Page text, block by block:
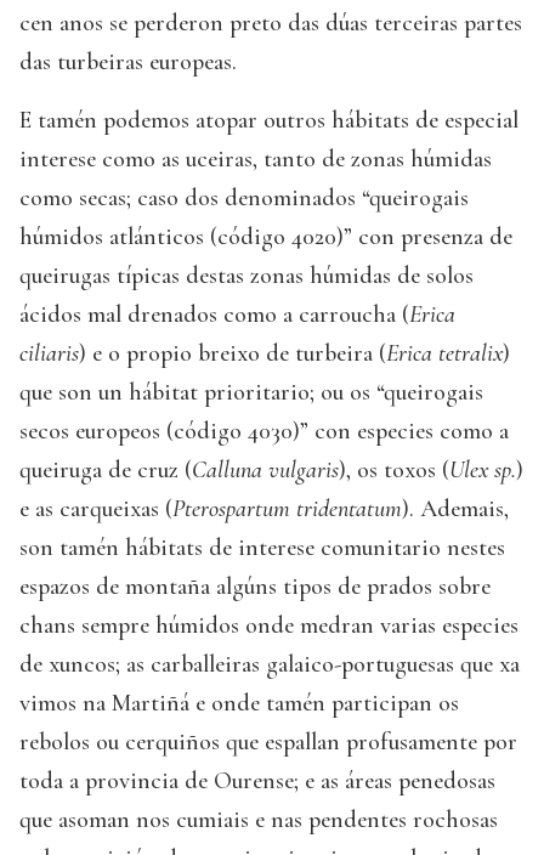
cen anos se perderon preto das dúas terceiras partes
das turbeiras europeas.
E tamén podemos atopar outros hábitats de especial
interese como as uceiras, tanto de zonas húmidas
como secas; caso dos denominados “queirogais
húmidos atlánticos (código 4020)” con presenza de
queirugas típicas destas zonas húmidas de solos
ácidos mal drenados como a carroucha (Erica
ciliaris) e o propio breixo de turbeira (Erica tetralix)
que son un hábitat prioritario; ou os “queirogais
secos europeos (código 4030)” con especies como a
queiruga de cruz (Calluna vulgaris), os toxos (Ulex sp.)
e as carqueixas (Pterospartum tridentatum). Ademais,
son tamén hábitats de interese comunitario nestes
espazos de montaña algúns tipos de prados sobre
chans sempre húmidos onde medran varias especies
de xuncos; as carballeiras galaico-portuguesas que xa
vimos na Martiñá e onde tamén participan os
rebolos ou cerquiños que espallan profusamente por
toda a provincia de Ourense; e as áreas penedosas
que asoman nos cumiais e nas pendentes rochosas